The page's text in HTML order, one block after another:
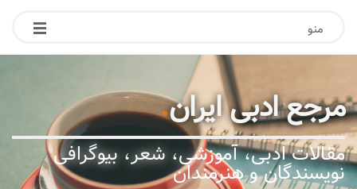
منو
مرجع ادبی ایران.
مقالات ادبی، آموزشی، شعر، بیوگرافی
نویسندگان و هنرمندان